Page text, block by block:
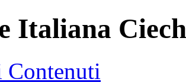
Italiana
Contenuti